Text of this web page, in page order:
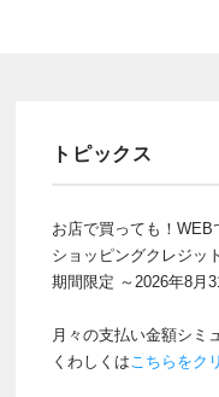
トピックス
お店で買っても！WEB
ショッピングクレジッ
期間限定 ～2026年8月
月々の支払い金額シミ
くわしくはこちらをク